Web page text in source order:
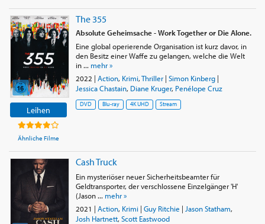
Leihen
Ähnliche Filme
The 355
Absolute Geheimsache - Work Together or Die Alone.
Eine global operierende Organisation ist kurz davor, in
den Besitz einer Waffe zu gelangen, welche die Welt
in ... mehr »
2022 | Action, Krimi,Thriller| Simon Kinberg|
Jessica Chastain, Diane Kruger, Penélope Cruz
DVD Blu-ray 4K UHD Stream
Cash Truck
Ein mysteriöser neuer Sicherheitsbeamter für
Geldtransporter, der verschlossene Einzelgänger 'H'
(Jason ... mehr »
2021 | Action, Krimi| Guy Ritchie | Jason Statham,
Josh Hartnett, Scott Eastwood